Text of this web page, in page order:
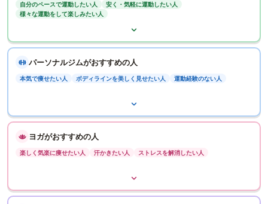
自分のペースで運動したい人
安く・気軽に運動したい人
様々な運動をして楽しみたい人
パーソナルジムがおすすめの人
本気で痩せたい人 ボディラインを美しく見せたい人 運動経験のない人
ヨガがおすすめの人
楽しく気楽に痩せたい人 汗かきたい人 ストレスを解消したい人